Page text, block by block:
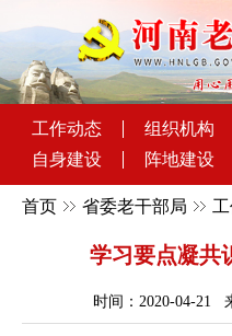
工作动态 组织机构
自身建设
阵地建设
首页 省委老干部局
学习要点凝共
时间：2020-04-21